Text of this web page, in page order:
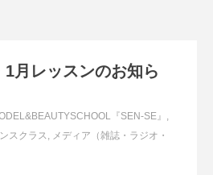
1月レッスンのお知ら
『SEN-SE』 ,
スクラス, メディア（雑誌・ラジオ・